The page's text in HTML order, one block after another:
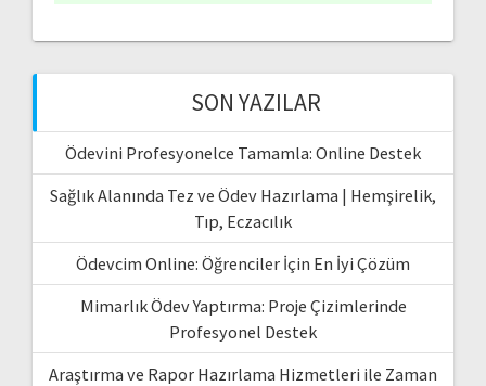
SON YAZILAR
Ödevini Profesyonelce Tamamla: Online Destek
Sağlık Alanında Tez ve Ödev Hazırlama | Hemşirelik,
Tıp, Eczacılık
Ödevcim Online: Öğrenciler İçin En İyi Çözüm
Mimarlık Ödev Yaptırma: Proje Çizimlerinde
Profesyonel Destek
Araştırma ve Rapor Hazırlama Hizmetleri ile Zaman